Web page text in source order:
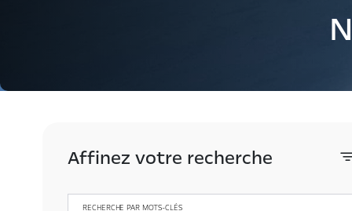
Affinez votre recherche
RECHERCHE PAR MOTS-CLÉS